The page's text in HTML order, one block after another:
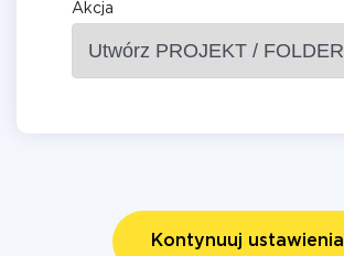
Akcja
Kontynuuj ustawienia